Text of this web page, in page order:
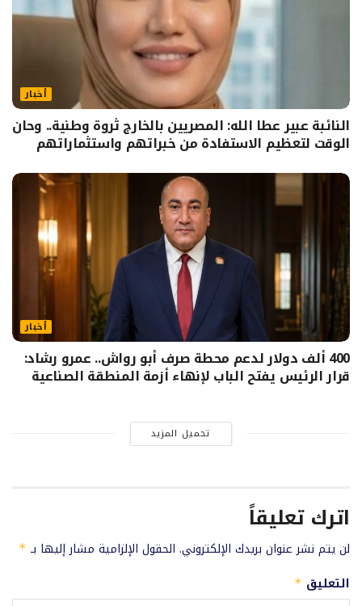
أخبار
النائبة عبير عطا الله: المصريين بالخارج ثروة وطنية.. وحان
الوقت لتعظيم الاستفادة من خبراتهم واستثماراتهم
أخبار
400 ألف دولار لدعم محطة صرف أبو رواش.. عمرو رشاد:
قرار الرئيس يفتح الباب لإنهاء أزمة المنطقة الصناعية
تحميل المزيد
اترك تعليقاً
لن يتم نشر عنوان بريدك الإلكتروني. الحقول الإلزامية مشار إليها بـ *
التعليق *